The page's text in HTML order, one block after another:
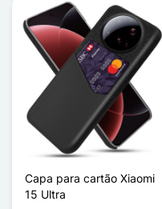
Capa para cartão Xiaomi
15 Ultra